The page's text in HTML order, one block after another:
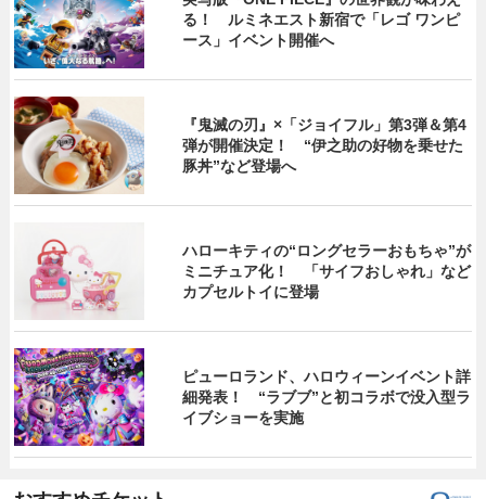
る！ ルミネエスト新宿で「レゴ ワンピ
ース」イベント開催へ
『鬼滅の刃』×「ジョイフル」第3弾＆第4
弾が開催決定！ “伊之助の好物を乗せた
豚丼”など登場へ
ハローキティの“ロングセラーおもちゃ”が
ミニチュア化！ 「サイフおしゃれ」など
カプセルトイに登場
ピューロランド、ハロウィーンイベント詳
細発表！ “ラブブ”と初コラボで没入型ラ
イブショーを実施